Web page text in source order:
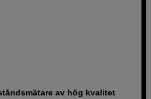
av hög kvalitet